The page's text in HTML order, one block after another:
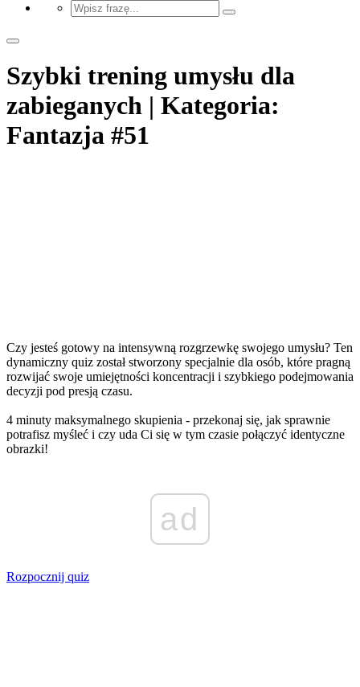
Szybki trening umysłu dla
zabieganych | Kategoria:
Fantazja #51
Czy jesteś gotowy na intensywną rozgrzewkę swojego umysłu? Ten
dynamiczny quiz został stworzony specjalnie dla osób, które pragną
rozwijać swoje umiejętności koncentracji i szybkiego podejmowania
decyzji pod presją czasu.
4 minuty maksymalnego skupienia - przekonaj się, jak sprawnie
potrafisz myśleć i czy uda Ci się w tym czasie połączyć identyczne
obrazki!
ad
Rozpocznij quiz